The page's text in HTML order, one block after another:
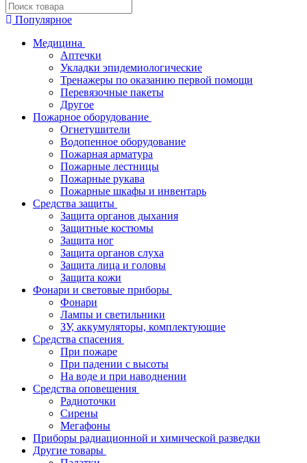
Популярное
Медицина
Аптечки
Укладки эпидемиологические
Тренажеры по оказанию первой помощи
Перевязочные пакеты
Другое
Пожарное оборудование
Огнетушители
Водопенное оборудование
Пожарная арматура
Пожарные лестницы
Пожарные рукава
Пожарные шкафы и инвентарь
Средства защиты
Защита органов дыхания
Защитные костюмы
Защита ног
Защита органов слуха
Защита лица и головы
Защита кожи
Фонари и световые приборы
Фонари
Лампы и светильники
ЗУ, аккумуляторы, комплектующие
Средства спасения
При пожаре
При падении с высоты
На воде и при наводнении
Средства оповещения
Радиоточки
Сирены
Мегафоны
Приборы радиационной и химической разведки
Другие товары